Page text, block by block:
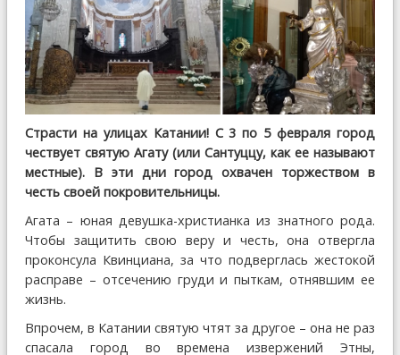
Страсти на улицах Катании! C 3 по 5 февраля город
чествует святую Агату (или Сантуццу, как ее называют
местные). В эти дни город охвачен торжеством в
честь своей покровительницы.
Агата – юная девушка-христианка из знатного рода.
Чтобы защитить свою веру и честь, она отвергла
проконсула Квинциана, за что подверглась жестокой
расправе – отсечению груди и пыткам, отнявшим ее
жизнь.
Впрочем, в Катании святую чтят за другое – она не раз
спасала город во времена извержений Этны,